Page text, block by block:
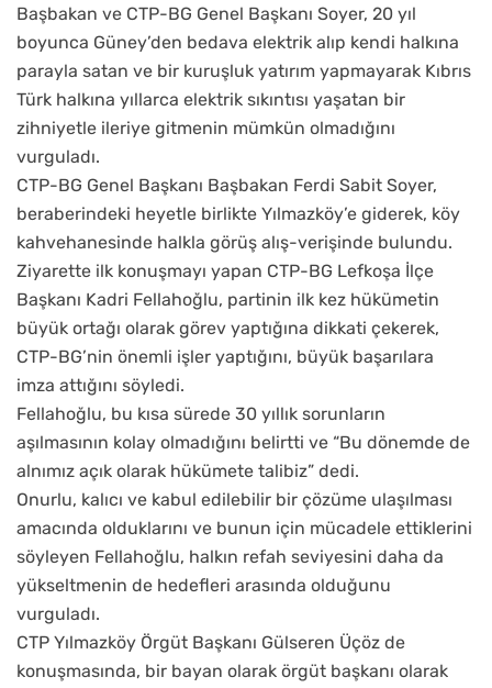
Başbakan ve CTP-BG Genel Başkanı Soyer, 20 yıl
boyunca Güney’den bedava elektrik alıp kendi halkına
parayla satan ve bir kuruşluk yatırım yapmayarak Kıbrıs
Türk halkına yıllarca elektrik sıkıntısı yaşatan bir
zihniyetle ileriye gitmenin mümkün olmadığını
vurguladı.
CTP-BG Genel Başkanı Başbakan Ferdi Sabit Soyer,
beraberindeki heyetle birlikte Yılmazköy’e giderek, köy
kahvehanesinde halkla görüş alış-verişinde bulundu.
Ziyarette ilk konuşmayı yapan CTP-BG Lefkoşa İlçe
Başkanı Kadri Fellahoğlu, partinin ilk kez hükümetin
büyük ortağı olarak görev yaptığına dikkati çekerek,
CTP-BG’nin önemli işler yaptığını, büyük başarılara
imza attığını söyledi.
Fellahoğlu, bu kısa sürede 30 yıllık sorunların
aşılmasının kolay olmadığını belirtti ve “Bu dönemde de
alnımız açık olarak hükümete talibiz” dedi.
Onurlu, kalıcı ve kabul edilebilir bir çözüme ulaşılması
amacında olduklarını ve bunun için mücadele ettiklerini
söyleyen Fellahoğlu, halkın refah seviyesini daha da
yükseltmenin de hedefleri arasında olduğunu
vurguladı.
CTP Yılmazköy Örgüt Başkanı Gülseren Üçöz de
konuşmasında, bir bayan olarak örgüt başkanı olarak